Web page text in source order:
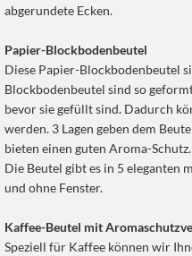
abgerundete Ecken.
Papier-Blockbodenbeutel
Diese Papier-Blockbodenbeutel
Blockbodenbeutel sind so
bevor sie gefüllt sind. Dadurch
werden. 3 Lagen geben dem
bieten einen guten Aroma-
Die Beutel gibt es in 5 eleganten
und ohne Fenster.
Kaffee-Beutel mit
Speziell für Kaffee können wir